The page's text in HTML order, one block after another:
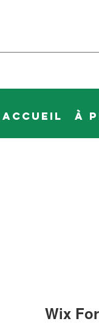
Accueil À
Wix